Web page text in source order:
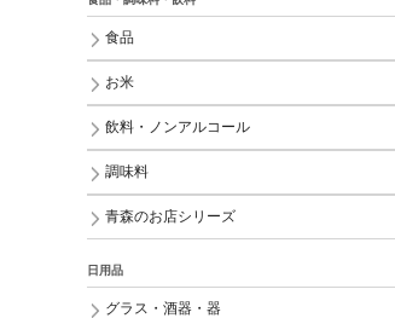
食品
お米
飲料・ノンアルコール
調味料
青森のお店シリーズ
日用品
グラス・酒器・器